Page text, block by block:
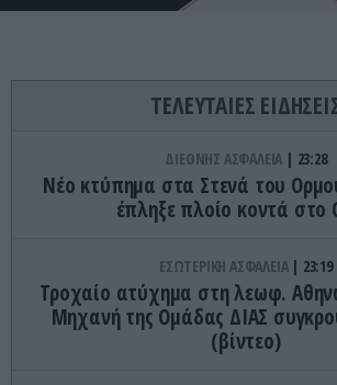
ΤΕΛΕΥΤΑΙΕΣ
ΔΙΕΘΝΗΣ ΑΣΦΑΛΕΙΑ 23:28
Νέο κτύπημα στα Στενά του
έπληξε πλοίο κοντά στο
ΕΣΩΤΕΡΙΚΗ ΑΣΦΑΛΕΙΑ 23:19
Τροχαίο ατύχημα στη λεωφ.
Μηχανή της Ομάδας ΔΙΑΣ
(βίντεο)